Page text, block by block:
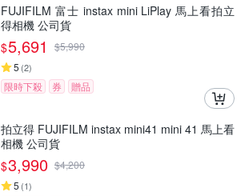
FUJIFILM 富士 instax mini LiPlay 馬上看拍立
得相機 公司貨
$5,691 $5,990
5 (2)
限時下殺 券 贈品
拍立得 FUJIFILM instax mini41 mini 41 馬上看
相機 公司貨
$3,990 $4,200
5 (1)